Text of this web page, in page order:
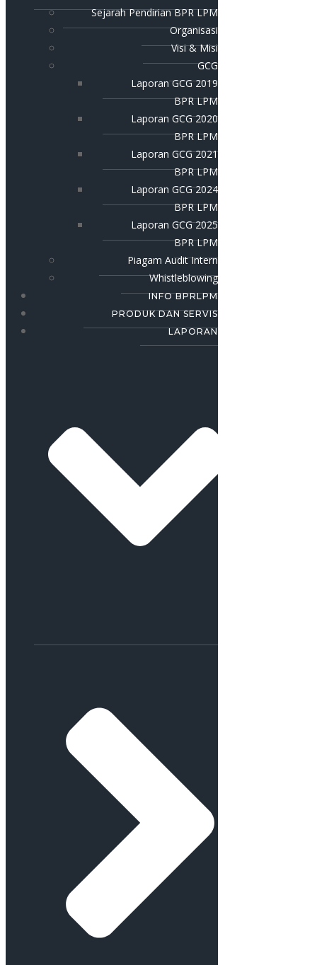
Sejarah Pendirian BPR LPM
Organisasi
Visi & Misi
GCG
Laporan GCG 2019
BPR LPM
Laporan GCG 2020
BPR LPM
Laporan GCG 2021
BPR LPM
Laporan GCG 2024
BPR LPM
Laporan GCG 2025
BPR LPM
Piagam Audit Intern
Whistleblowing
INFO BPRLPM
PRODUK DAN SERVIS
LAPORAN